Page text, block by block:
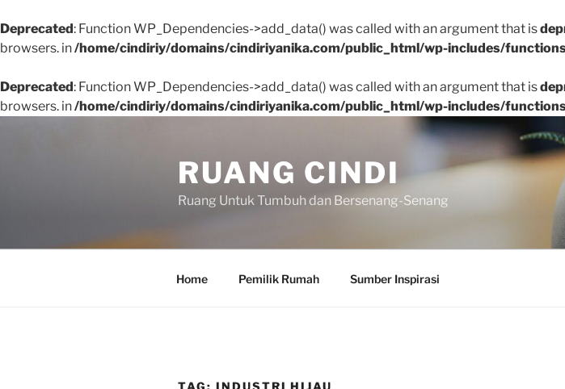
Deprecated: Function WP_Dependencies->add_data() was called with an argument that is
browsers. in/home/cindiriy/domains/cindiriyanika.com/public_html/wp-includes/
Deprecated: Function WP_Dependencies->add_data() was called with an argument that is
browsers. in/home/cindiriy/domains/cindiriyanika.com/public_html/wp-includes/
RUANG CINDI
Ruang Untuk Tumbuh dan Bersenang-Senang
Home Pemilik Rumah Sumber Inspirasi
TAG: INDUSTRI HIJAU